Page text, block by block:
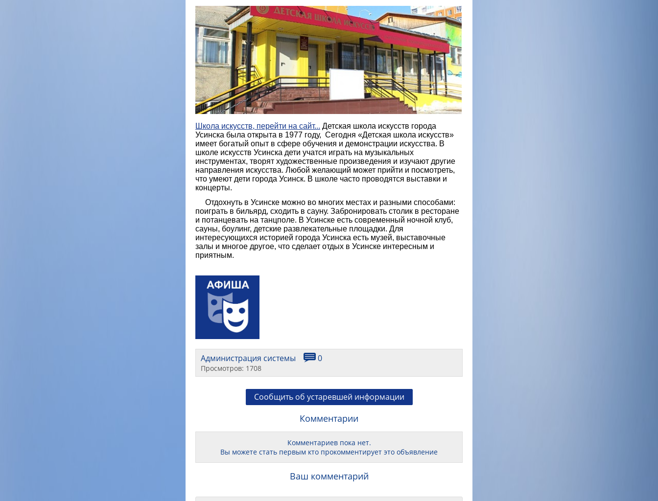
Школа искусств, перейти на сайт... Детская школа искусств города
Усинска была открыта в 1977 году, Сегодня «Детская школа искусств»
имеет богатый опыт в сфере обучения и демонстрации искусства. В
школе искусств Усинска дети учатся играть на музыкальных
инструментах, творят художественные произведения и изучают другие
направления искусства. Любой желающий может прийти и посмотреть,
что умеют дети города Усинск. В школе часто проводятся выставки и
концерты.
Отдохнуть в Усинске можно во многих местах и разными способами:
поиграть в бильярд, сходить в сауну. Забронировать столик в ресторане
и потанцевать на танцполе. В Усинске есть современный ночной клуб,
сауны, боулинг, детские развлекательные площадки. Для
интересующихся историей города Усинска есть музей, выставочные
залы и многое другое, что сделает отдых в Усинске интересным и
приятным.
Администрация системы 0
Просмотров: 1708
Сообщить об устаревшей информации
Комментарии
Комментариев пока нет.
Вы можете стать первым кто прокомментирует это объявление
Ваш комментарий